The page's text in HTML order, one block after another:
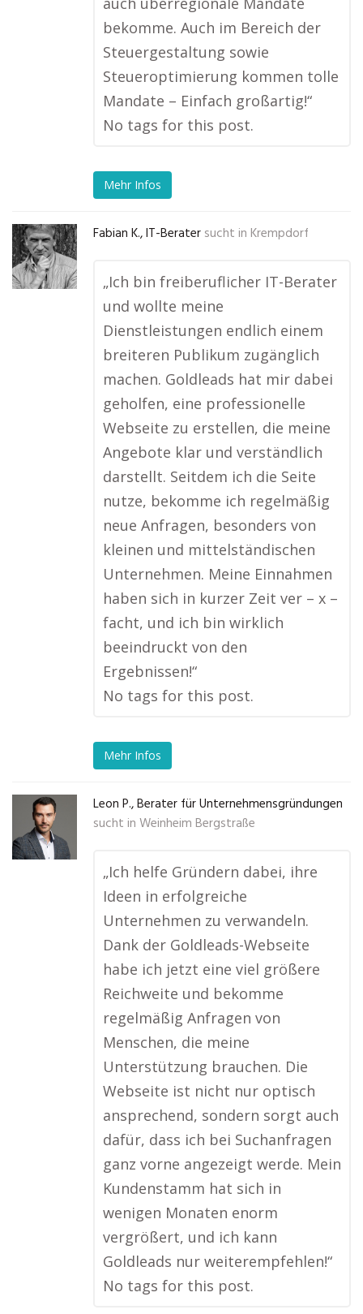
bekomme. Auch im Bereich der
Steuergestaltung sowie
Steueroptimierung kommen tolle
Mandate – Einfach großartig!“
No tags for this post.
Mehr Infos
Fabian K., IT-Berater sucht in Krempdorf
„Ich bin freiberuflicher IT-Berater
und wollte meine
Dienstleistungen endlich einem
breiteren Publikum zugänglich
machen. Goldleads hat mir dabei
geholfen, eine professionelle
Webseite zu erstellen, die meine
Angebote klar und verständlich
darstellt. Seitdem ich die Seite
nutze, bekomme ich regelmäßig
neue Anfragen, besonders von
kleinen und mittelständischen
Unternehmen. Meine Einnahmen
haben sich in kurzer Zeit ver – x –
facht, und ich bin wirklich
beeindruckt von den
Ergebnissen!“
No tags for this post.
Mehr Infos
Leon P., Berater für Unternehmensgründungen
sucht in Weinheim Bergstraße
„Ich helfe Gründern dabei, ihre
Ideen in erfolgreiche
Unternehmen zu verwandeln.
Dank der Goldleads-Webseite
habe ich jetzt eine viel größere
Reichweite und bekomme
regelmäßig Anfragen von
Menschen, die meine
Unterstützung brauchen. Die
Webseite ist nicht nur optisch
ansprechend, sondern sorgt auch
dafür, dass ich bei Suchanfragen
ganz vorne angezeigt werde. Mein
Kundenstamm hat sich in
wenigen Monaten enorm
vergrößert, und ich kann
Goldleads nur weiterempfehlen!“
No tags for this post.